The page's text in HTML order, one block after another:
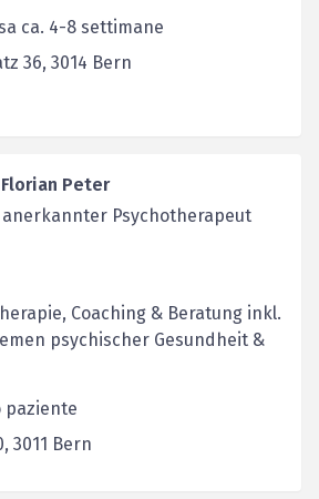
ca. 4-8 settimane
36, 3014 Bern
Florian Peter
anerkannter Psychotherapeut
Coaching & Beratung inkl.
psychischer Gesundheit &
paziente
3011 Bern